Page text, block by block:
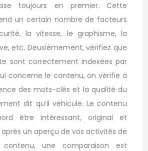
toujours en premier. Cette
un certain nombre de facteurs
la vitesse, le graphisme, la
etc. Deuxièmement, vérifiez que
sont correctement indexées par
concerne le contenu, on vérifie à
des mots-clés et la qualité du
dit qu’il véhicule. Le contenu
être intéressant, original et
un aperçu de vos activités de
une comparaison est